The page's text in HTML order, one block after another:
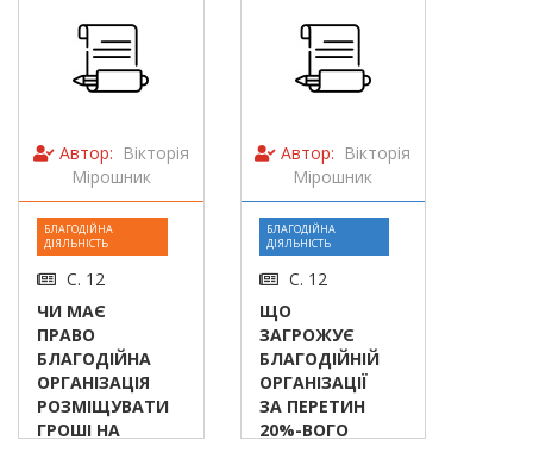
Автор: Вікторія
Мірошник
БЛАГОДІЙНА
ДІЯЛЬНІСТЬ
С. 12
ЧИ МАЄ
ПРАВО
БЛАГОДІЙНА
ОРГАНІЗАЦІЯ
РОЗМІЩУВАТИ
ГРОШІ НА
Автор: Вікторія
Мірошник
БЛАГОДІЙНА
ДІЯЛЬНІСТЬ
С. 12
ЩО
ЗАГРОЖУЄ
БЛАГОДІЙНІЙ
ОРГАНІЗАЦІЇ
ЗА ПЕРЕТИН
20%-ВОГО